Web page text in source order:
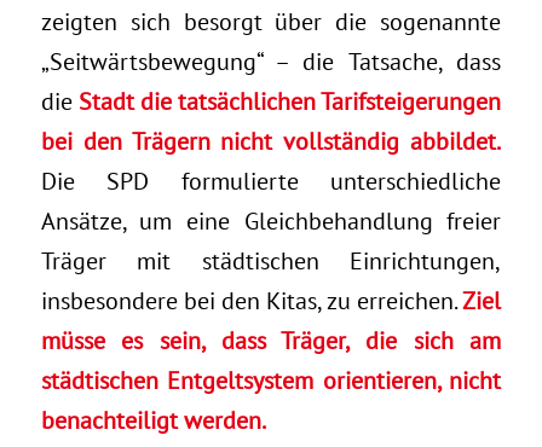
zeigten sich besorgt über die sogenannte
„Seitwärtsbewegung“ – die Tatsache, dass
die Stadt die tatsächlichen Tarifsteigerungen
bei den Trägern nicht vollständig abbildet.
Die SPD formulierte unterschiedliche
Ansätze, um eine Gleichbehandlung freier
Träger mit städtischen Einrichtungen,
insbesondere bei den Kitas, zu erreichen.Ziel
müsse es sein, dass Träger, die sich am
städtischen Entgeltsystem orientieren, nicht
benachteiligt werden.